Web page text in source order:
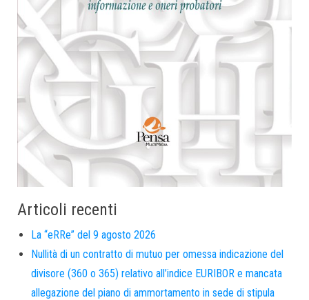
Articoli recenti
La “eRRe” del 9 agosto 2026
Nullità di un contratto di mutuo per omessa indicazione del
divisore (360 o 365) relativo all’indice EURIBOR e mancata
allegazione del piano di ammortamento in sede di stipula